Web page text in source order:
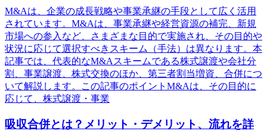
M&Aは、企業の成長戦略や事業承継の手段として広く活用
されています。M&Aは、事業承継や経営資源の補完、新規
市場への参入など、さまざまな目的で実施され、その目的や
状況に応じて選択すべきスキーム（手法）は異なります。本
記事では、代表的なM&Aスキームである株式譲渡や会社分
割、事業譲渡、株式交換のほか、第三者割当増資、合併につ
いて解説します。この記事のポイントM&Aは、その目的に
応じて、株式譲渡・事業
吸収合併とは？メリット・デメリット、流れを詳